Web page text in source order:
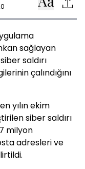
sağlayan
saldırı
çalındığını
yılın ekim
siber saldırı
milyon
adresleri ve